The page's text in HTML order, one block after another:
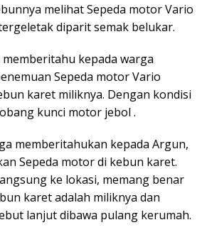
melihat Sepeda motor Vario
diparit semak belukar.
kepada warga
Sepeda motor Vario
karet miliknya. Dengan kondisi
kunci motor jebol .
memberitahukan kepada Argun,
Sepeda motor di kebun karet.
ke lokasi, memang benar
karet adalah miliknya dan
lanjut dibawa pulang kerumah.